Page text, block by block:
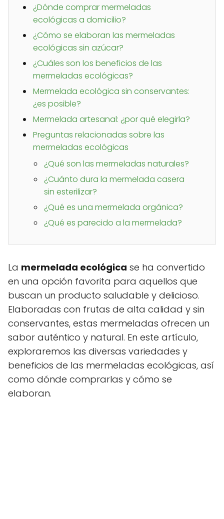
¿Dónde comprar mermeladas
ecológicas a domicilio?
¿Cómo se elaboran las mermeladas
ecológicas sin azúcar?
¿Cuáles son los beneficios de las
mermeladas ecológicas?
Mermelada ecológica sin conservantes:
¿es posible?
Mermelada artesanal: ¿por qué elegirla?
Preguntas relacionadas sobre las
mermeladas ecológicas
¿Qué son las mermeladas naturales?
¿Cuánto dura la mermelada casera
sin esterilizar?
¿Qué es una mermelada orgánica?
¿Qué es parecido a la mermelada?
La mermelada ecológica se ha convertido
en una opción favorita para aquellos que
buscan un producto saludable y delicioso.
Elaboradas con frutas de alta calidad y sin
conservantes, estas mermeladas ofrecen un
sabor auténtico y natural. En este artículo,
exploraremos las diversas variedades y
beneficios de las mermeladas ecológicas, así
como dónde comprarlas y cómo se
elaboran.